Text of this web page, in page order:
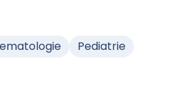
Pediatrie